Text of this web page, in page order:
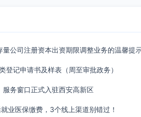
量公司注册资本出资期限调整业务的温馨提
登记申请书及样表（周至审批政务）
服务窗口正式入驻西安高新区
业医保缴费，3个线上渠道别错过！